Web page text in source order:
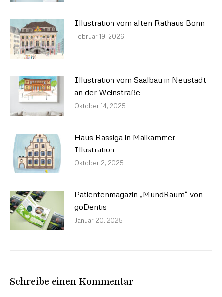
Illustration vom alten Rathaus Bonn
Februar 19, 2026
Illustration vom Saalbau in Neustadt
an der Weinstraße
Oktober 14, 2025
Haus Rassiga in Maikammer
Illustration
Oktober 2, 2025
Patientenmagazin „MundRaum“ von
goDentis
Januar 20, 2025
Schreibe einen Kommentar